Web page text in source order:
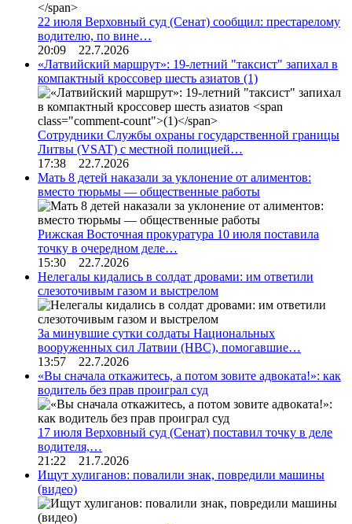
22 июля Верховный суд (Сенат) сообщил: престарелому
водителю, по вине…
20:09 22.7.2026
«Латвийский маршрут»: 19-летний "таксист" запихал в
компактный кроссовер шесть азиатов (1)
Сотрудники Службы охраны государственной границы
Литвы (VSAT) с местной полицией…
17:38 22.7.2026
Мать 8 детей наказали за уклонение от алиментов:
вместо тюрьмы — общественные работы
Рижская Восточная прокуратура 10 июля поставила
точку в очередном деле…
15:30 22.7.2026
Нелегалы кидались в солдат дровами: им ответили
слезоточивым газом и выстрелом
За минувшие сутки солдаты Национальных
вооруженных сил Латвии (НВС), помогавшие…
13:57 22.7.2026
«Вы сначала откажитесь, а потом зовите адвоката!»: как
водитель без прав проиграл суд
17 июля Верховный суд (Сенат) поставил точку в деле
водителя,…
21:22 21.7.2026
Ищут хулиганов: повалили знак, повредили машины
(видео)